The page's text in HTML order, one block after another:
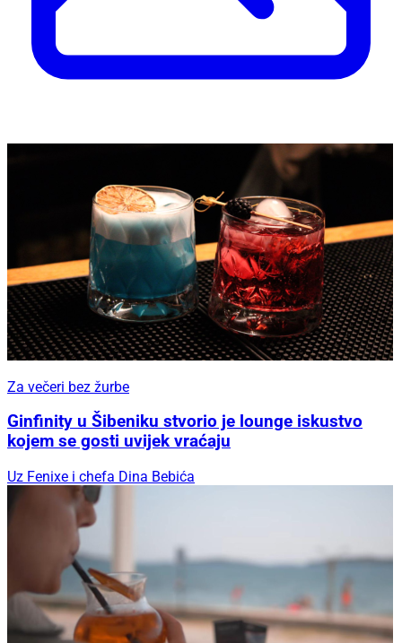
Za večeri bez žurbe
Ginfinity u Šibeniku stvorio je lounge iskustvo
kojem se gosti uvijek vraćaju
Uz Fenixe i chefa Dina Bebića